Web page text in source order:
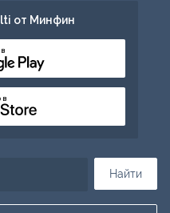
Найти
от Минфин
в